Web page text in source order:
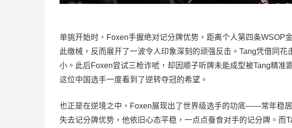
单挑开始时，Foxen手握绝对记分牌优势，距离个人第四条WSOP
此缴械，反而展开了一波令人印象深刻的顽强反击。Tang凭借同
小。此后Foxen尝试三枪诈唬，却因顺子听牌未能成型被Tang精准
这位中国选手一度看到了逆转夺冠的希望。
也正是在逆境之中，Foxen展现出了世界级选手的功底——常年稳
失去记分牌优势，他依旧心态平稳，一点点蚕食对手的记分牌。而